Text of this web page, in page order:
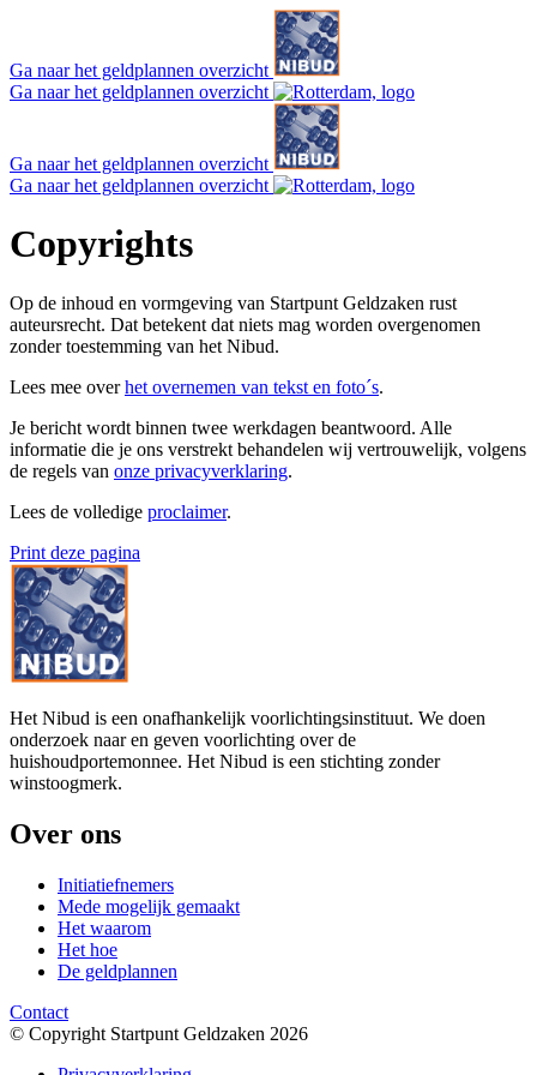
Ga naar het geldplannen overzicht
Ga naar het geldplannen overzicht
Ga naar het geldplannen overzicht
Ga naar het geldplannen overzicht
Copyrights
Op de inhoud en vormgeving van Startpunt Geldzaken rust
auteursrecht. Dat betekent dat niets mag worden overgenomen
zonder toestemming van het Nibud.
Lees mee overhet overnemen van tekst en foto´s.
Je bericht wordt binnen twee werkdagen beantwoord. Alle
informatie die je ons verstrekt behandelen wij vertrouwelijk, volgens
de regels van onze privacyverklaring.
Lees de volledige proclaimer.
Print deze pagina
Het Nibud is een onafhankelijk voorlichtingsinstituut. We doen
onderzoek naar en geven voorlichting over de
huishoudportemonnee. Het Nibud is een stichting zonder
winstoogmerk.
Over ons
Initiatiefnemers
Mede mogelijk gemaakt
Het waarom
Het hoe
De geldplannen
Contact
© Copyright Startpunt Geldzaken 2026